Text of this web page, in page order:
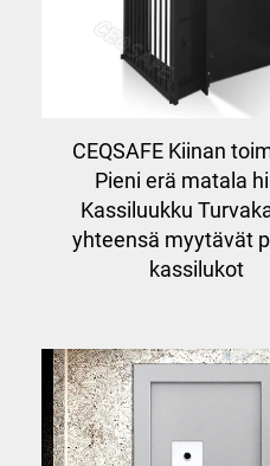
CEQSAFE Kiinan
Pieni erä matala
Kassiluukku
yhteensä myytävät
kassilukot